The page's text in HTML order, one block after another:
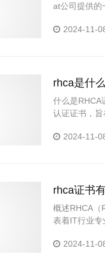
at公司提供的
将详细介绍
2024-11-
rhca是什
什么是RHCA
认证证书，
设计和管理
2024-11-
rhca证书
概述RHCA（
表着IT行业专
通过获得
2024-11-